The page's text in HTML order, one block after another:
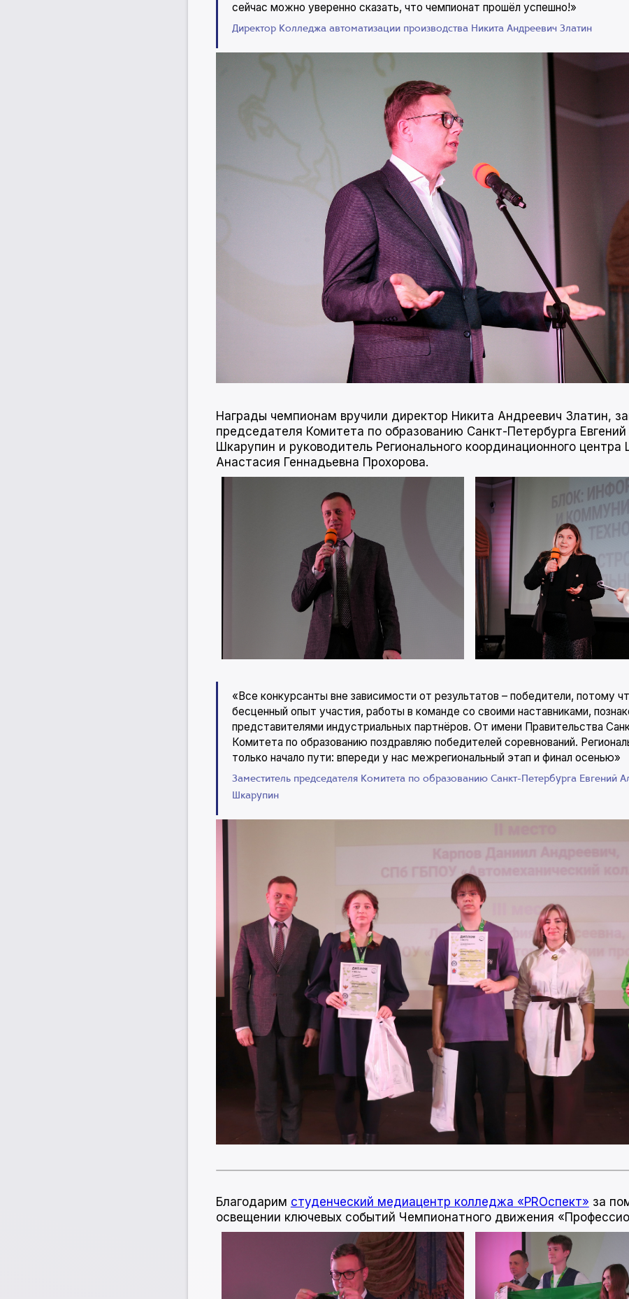
сейчас можно уверенно сказать, что чемпионат прошёл успешно!»
Директор Колледжа автоматизации производства Никита Андреевич Златин
Награды чемпионам вручили директор Никита Андреевич Златин,
председателя Комитета по образованию Санкт-Петербурга
Шкарупин и руководитель Регионального координационного
Анастасия Геннадьевна Прохорова.
«Все конкурсанты вне зависимости от результатов – победители, потому
бесценный опыт участия, работы в команде со своими наставниками,
представителями индустриальных партнёров. От имени Правительства
Комитета по образованию поздравляю победителей соревнований.
только начало пути: впереди у нас межрегиональный этап и финал осенью»
Заместитель председателя Комитета по образованию Санкт-Петербурга Евгений
Шкарупин
Благодарим студенческий медиацентр колледжа «PROспект» за
освещении ключевых событий Чемпионатного движения